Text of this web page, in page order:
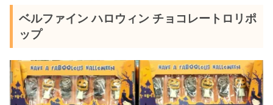
ベルファイン ハロウィン チョコレートロリポ
ップ